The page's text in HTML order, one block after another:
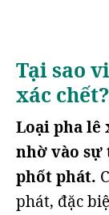
Tại sao
xác chết?
Loại pha lê
nhờ vào sự
phốt phát.
phát, đặc